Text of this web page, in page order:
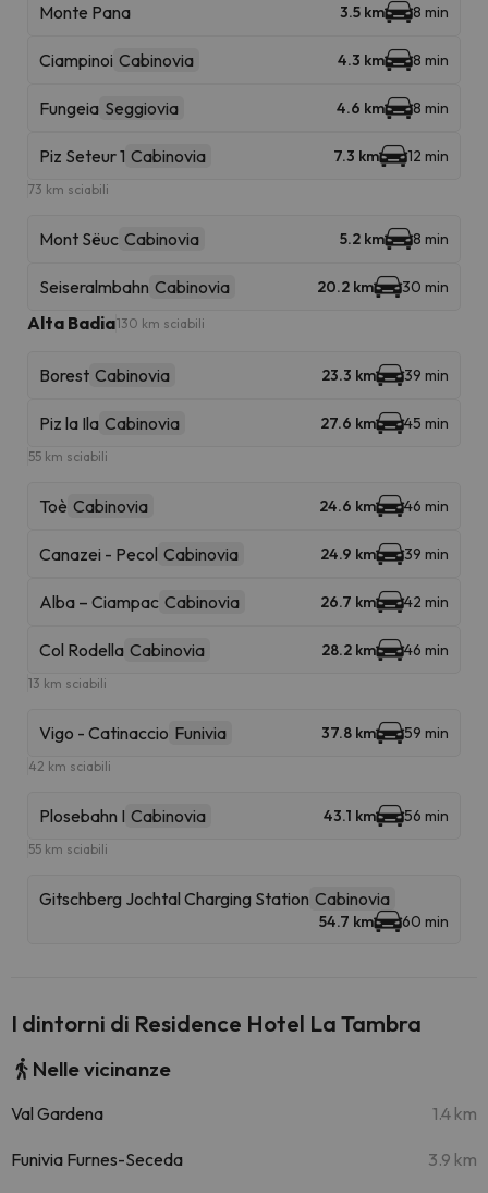
Monte Pana 3.5 km 8 min
Ciampinoi Cabinovia 4.3 km 8 min
Fungeia Seggiovia 4.6 km 8 min
Piz Seteur 1 Cabinovia 7.3 km 12 min
73 km sciabili
Mont Sëuc Cabinovia 5.2 km 8 min
Seiseralmbahn Cabinovia 20.2 km 30 min
Alta Badia130 km sciabili
Borest Cabinovia 23.3 km 39 min
Piz la Ila Cabinovia 27.6 km 45 min
55 km sciabili
Toè Cabinovia 24.6 km 46 min
Canazei - Pecol Cabinovia 24.9 km 39 min
Alba – Ciampac Cabinovia 26.7 km 42 min
Col Rodella Cabinovia 28.2 km 46 min
13 km sciabili
Vigo - Catinaccio Funivia 37.8 km 59 min
42 km sciabili
Plosebahn I Cabinovia 43.1 km 56 min
55 km sciabili
Gitschberg Jochtal Charging Station Cabinovia
54.7 km 60 min
I dintorni di Residence Hotel La Tambra
Nelle vicinanze
Val Gardena 1.4 km
Funivia Furnes-Seceda 3.9 km